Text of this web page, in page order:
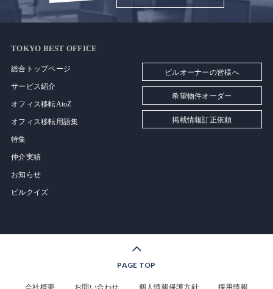
TOKYO BEST OFFICE
総合トップページ
サービス紹介
オフィス移転AtoZ
オフィス移転用語集
特集
仲介実績
お知らせ
ビルクイズ
ビルオーナーの皆様へ
希望物件オーダー
掲載情報訂正依頼
PAGE TOP